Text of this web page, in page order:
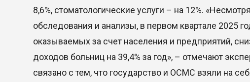
8,6%, стоматологические услуги – на 12%.
обследования и анализы, в первом квартале 2025
оказываемых за счет населения и предприятий,
доходов больниц на 39,4% за год», – отмечают
связано с тем, что государство и ОСМС взяли на